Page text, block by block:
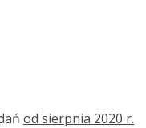
od sierpnia 2020 r.